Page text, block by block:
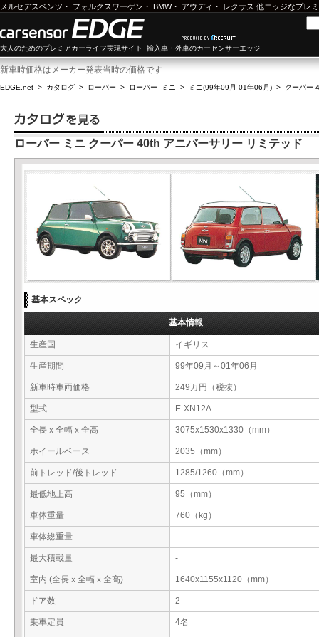
メルセデスベンツ ・ フォルクスワーゲン ・ BMW・ アウディ ・ レクサス 他エッジなプレ
大人のためのプレミアカーライフ実現サイト 輸入車・外車のカーセンサーエッジ
新車時価格はメーカー発表当時の価格です
EDGE.net > カタログ > ローバー > ローバー ミニ > ミニ(99年09月-01年06月) > クーパー
ローバー ミニ クーパー 40th アニバーサリー リミテッド
基本スペック
基本情報
生産国 イギリス
生産期間 99年09月～01年06月
新車時車両価格 249万円（税抜）
型式 E-XN12A
全長ｘ全幅ｘ全高 3075x1530x1330（mm）
ホイールベース 2035（mm）
前トレッド/後トレッド 1285/1260（mm）
最低地上高 95（mm）
車体重量 760（kg）
車体総重量 -
最大積載量 -
室内 (全長ｘ全幅ｘ全高) 1640x1155x1120（mm）
ドア数 2
乗車定員 4名